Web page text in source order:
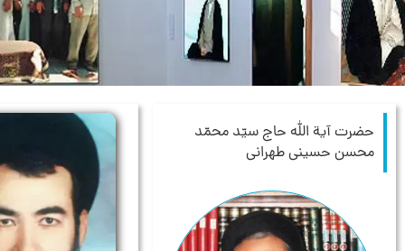
حضرت‏ آية الله حاج سيّد محمّد
محسن حسينى طهرانى‏